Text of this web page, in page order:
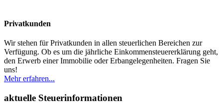
Privatkunden
Wir stehen für Privatkunden in allen steuerlichen Bereichen zur
Verfügung. Ob es um die jährliche Einkommensteuererklärung geht,
den Erwerb einer Immobilie oder Erbangelegenheiten. Fragen Sie
uns!
Mehr erfahren...
aktuelle Steuerinformationen